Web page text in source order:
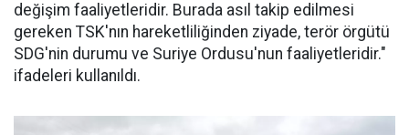
değişim faaliyetleridir. Burada asıl takip edilmesi
gereken TSK'nın hareketliliğinden ziyade, terör örgütü
SDG'nin durumu ve Suriye Ordusu'nun faaliyetleridir."
ifadeleri kullanıldı.